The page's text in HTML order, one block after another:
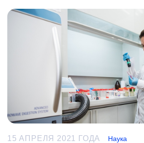
15 АПРЕЛЯ 2021 ГОДА Наука